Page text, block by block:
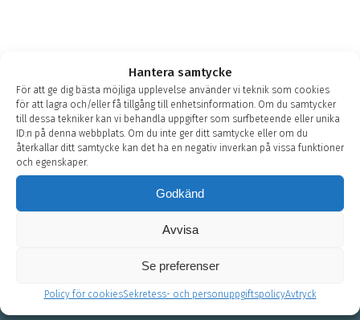
Hantera samtycke
För att ge dig bästa möjliga upplevelse använder vi teknik som cookies
för att lagra och/eller få tillgång till enhetsinformation. Om du samtycker
till dessa tekniker kan vi behandla uppgifter som surfbeteende eller unika
ID:n på denna webbplats. Om du inte ger ditt samtycke eller om du
återkallar ditt samtycke kan det ha en negativ inverkan på vissa funktioner
och egenskaper.
Godkänd
Avvisa
Se preferenser
Policy för cookiesSekretess- och personuppgiftspolicyAvtryck
Om Guldager
Guldager A/S är ett danskägt företag som grundades 1946.
Under årens lopp har vi utvidgat vårt affärsområde ganska